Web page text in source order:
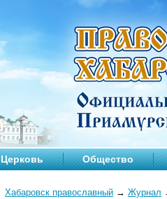
Церковь Общество
Хабаровск православный → Журнал